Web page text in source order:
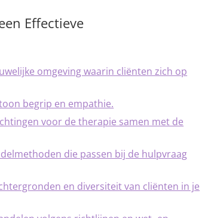
Effectieve
omgeving waarin cliënten zich op
begrip en empathie.
voor de therapie samen met de
die passen bij de hulpvraag
en diversiteit van cliënten in je